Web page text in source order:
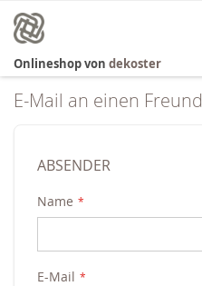
Inhalt
springen
Onlineshop von dekoster
E-Mail an einen Freund
ABSENDER
Name
E-Mail